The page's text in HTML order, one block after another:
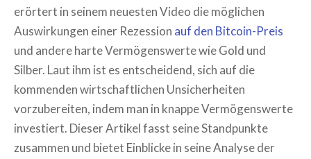
erörtert in seinem neuesten Video die möglichen
Auswirkungen einer Rezession auf den Bitcoin-Preis
und andere harte Vermögenswerte wie Gold und
Silber. Laut ihm ist es entscheidend, sich auf die
kommenden wirtschaftlichen Unsicherheiten
vorzubereiten, indem man in knappe Vermögenswerte
investiert. Dieser Artikel fasst seine Standpunkte
zusammen und bietet Einblicke in seine Analyse der